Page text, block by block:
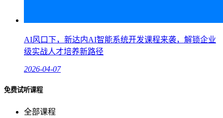
AI风口下，新达内AI智能系统开发课程来袭，解锁企业
级实战人才培养新路径
2026-04-07
免费试听课程
全部课程